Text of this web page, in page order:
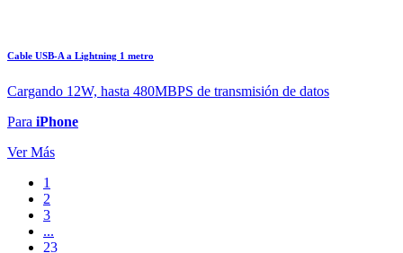
Cable USB-A a Lightning 1 metro
Cargando 12W, hasta 480MBPS de transmisión de datos
Para iPhone
Ver Más
1
2
3
...
23